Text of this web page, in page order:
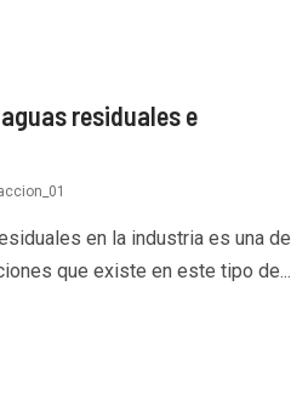
residuales e
en la industria es una de
que existe en este tipo de...